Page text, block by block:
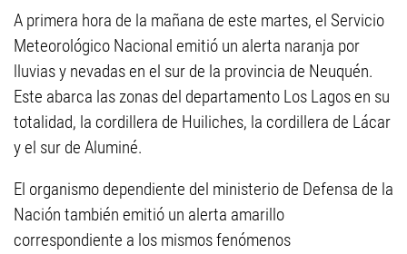
A primera hora de la mañana de este martes, el Servicio
Meteorológico Nacional emitió un alerta naranja por
lluvias y nevadas en el sur de la provincia de Neuquén.
Este abarca las zonas del departamento Los Lagos en su
totalidad, la cordillera de Huiliches, la cordillera de Lácar
y el sur de Aluminé.
El organismo dependiente del ministerio de Defensa de la
Nación también emitió un alerta amarillo
correspondiente a los mismos fenómenos